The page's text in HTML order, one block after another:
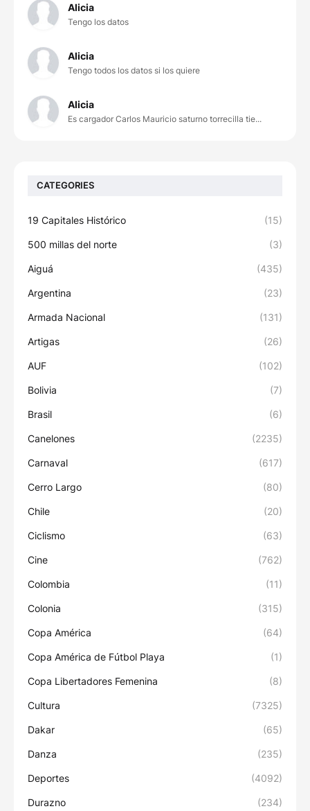
Alicia
Tengo los datos
Alicia
Tengo todos los datos si los quiere
Alicia
Es cargador Carlos Mauricio saturno torrecilla tie...
CATEGORIES
19 Capitales Histórico (15)
500 millas del norte (3)
Aiguá (435)
Argentina (23)
Armada Nacional (131)
Artigas (26)
AUF (102)
Bolivia (7)
Brasil (6)
Canelones (2235)
Carnaval (617)
Cerro Largo (80)
Chile (20)
Ciclismo (63)
Cine (762)
Colombia (11)
Colonia (315)
Copa América (64)
Copa América de Fútbol Playa (1)
Copa Libertadores Femenina (8)
Cultura (7325)
Dakar (65)
Danza (235)
Deportes (4092)
Durazno (234)